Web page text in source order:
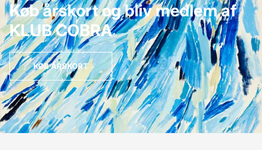
Køb årskort og bliv medlem af
KLUB COBRA
KØB ÅRSKORT